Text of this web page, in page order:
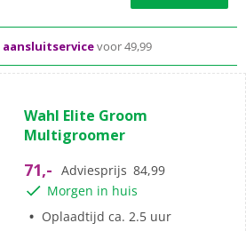
dé elektronicaspecialist
aansluitservicevoor 49,99
van
de
sterren.
Wahl Elite Groom
Multigroomer
71,- Adviesprijs 84,99
Morgen in huis
Oplaadtijd ca. 2.5 uur